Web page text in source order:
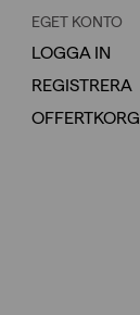
EGET KONTO
LOGGA IN
REGISTRERA
OFFERTKORG